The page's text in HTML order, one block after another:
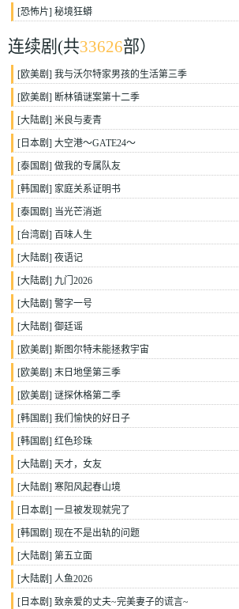
[恐怖片]秘境狂蟒
连续剧 (共33626部）
[欧美剧]我与沃尔特家男孩的生活第三季
[欧美剧] 断林镇谜案第十二季
[大陆剧]米良与麦青
[ 日本剧]大空港～GATE24～
[泰国剧]做我的专属队友
[韩国剧] 家庭关系证明书
[泰国剧] 当光芒消逝
[台湾剧] 百味人生
[大陆剧]夜语记
[大陆剧] 九门2026
[大陆剧]警字一号
[大陆剧]御廷谣
[欧美剧]斯图尔特未能拯救宇宙
[欧美剧]末日地堡第三季
[欧美剧]谜探休格第二季
[韩国剧]我们愉快的好日子
[韩国剧]红色珍珠
[大陆剧]天才，女友
[大陆剧]寒阳风起春山境
[ 日本剧]一旦被发现就完了
[韩国剧]现在不是出轨的问题
[大陆剧]第五立面
[大陆剧]人鱼2026
[ 日本剧]致亲爱的丈夫~完美妻子的谎言~